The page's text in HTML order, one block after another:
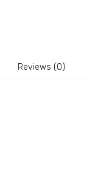
Reviews (0)